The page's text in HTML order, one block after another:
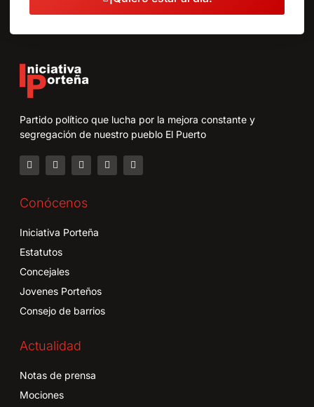
Partido político que lucha por la mejora constante y
segregación de nuestro pueblo El Puerto
Conócenos
Iniciativa Porteña
Estatutos
Concejales
Jovenes Porteños
Consejo de barrios
Actualidad
Notas de prensa
Mociones